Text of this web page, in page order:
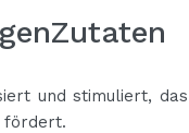
Zutaten
und stimuliert, das
fördert.